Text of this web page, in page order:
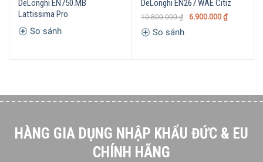
DeLonghi EN750.MB
Lattissima Pro
So sánh
DeLonghi EN267.WAE Citiz
10.800.000₫ 6.900.000 ₫
So sánh
HÀNG GIA DỤNG NHẬP KHẨU ĐỨC & EU
CHÍNH HÃNG